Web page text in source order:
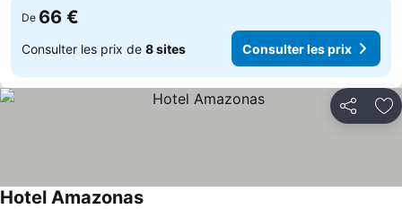
De 66 €
Consulter les prix de 8 sites Consulter les prix
Partager
Hotel Amazonas